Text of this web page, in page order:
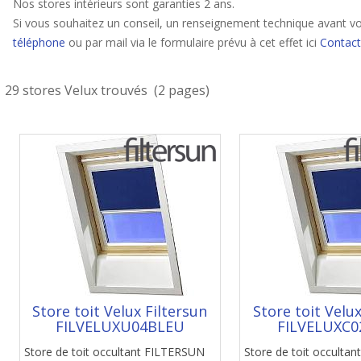
Nos stores intérieurs sont garanties 2 ans.
Si vous souhaitez un conseil, un renseignement technique avant
téléphone ou par mail via le formulaire prévu à cet effet ici
29 stores Velux trouvés (2 pages)
Store toit Velux Filtersun
FILVELUXU04BLEU
Store de toit occultant FILTERSUN
Store toit
Store de toit occultant